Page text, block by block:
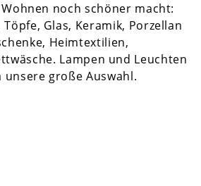
noch schöner macht:
Glas, Keramik, Porzellan
Heimtextilien,
Lampen und Leuchten
unsere große Auswahl.